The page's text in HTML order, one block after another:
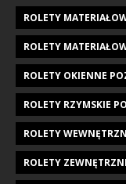
ROLETY
ROLETY
ROLETY OKIENNE
ROLETY RZYMSKIE
ROLETY
ROLETY